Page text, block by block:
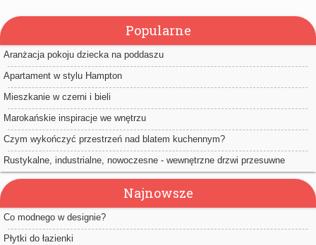
Popularne
Aranżacja pokoju dziecka na poddaszu
Apartament w stylu Hampton
Mieszkanie w czerni i bieli
Marokańskie inspiracje we wnętrzu
Czym wykończyć przestrzeń nad blatem kuchennym?
Rustykalne, industrialne, nowoczesne - wewnętrzne drzwi przesuwne
Najnowsze
Co modnego w designie?
Płytki do łazienki